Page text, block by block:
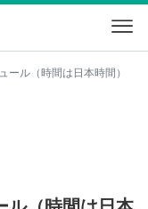
ール（時間は日本時間）